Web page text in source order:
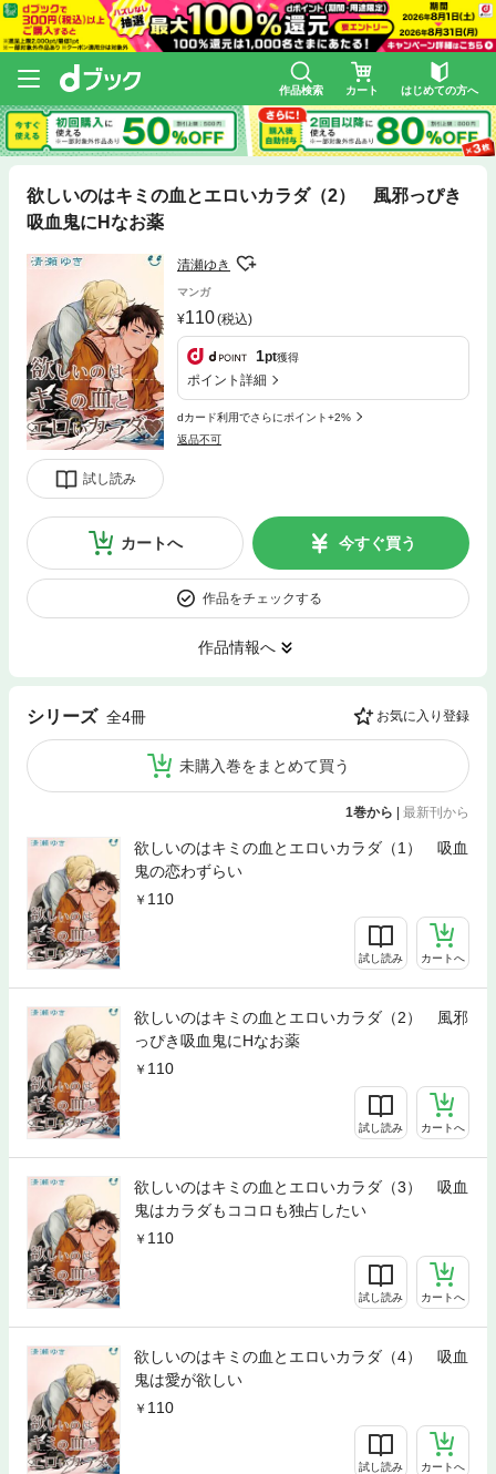
作品検索 カート はじめての方へ
欲しいのはキミの血とエロいカラダ（2） 風邪っぴき
吸血鬼にHなお薬
試し読み
清瀬ゆき
マンガ
110(税込)
1pt獲得
ポイント詳細
dカード利用でさらにポイント+2%
返品不可
カートへ 今すぐ買う
作品をチェックする
作品情報へ
シリーズ 全4冊 お気に入り登録
未購入巻をまとめて買う
1巻から | 最新刊から
欲しいのはキミの血とエロいカラダ（1） 吸血
鬼の恋わずらい
110
試し読み カートへ
欲しいのはキミの血とエロいカラダ（2） 風邪
っぴき吸血鬼にHなお薬
110
試し読み カートへ
欲しいのはキミの血とエロいカラダ（3） 吸血
鬼はカラダもココロも独占したい
110
試し読み カートへ
欲しいのはキミの血とエロいカラダ（4） 吸血
鬼は愛が欲しい
110
試し読み カートへ